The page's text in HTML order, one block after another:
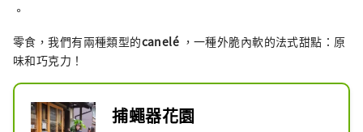
。
零食，我們有兩種類型的canelé ，一種外脆內軟的法式甜點：原
味和巧克力！
捕蠅器花園